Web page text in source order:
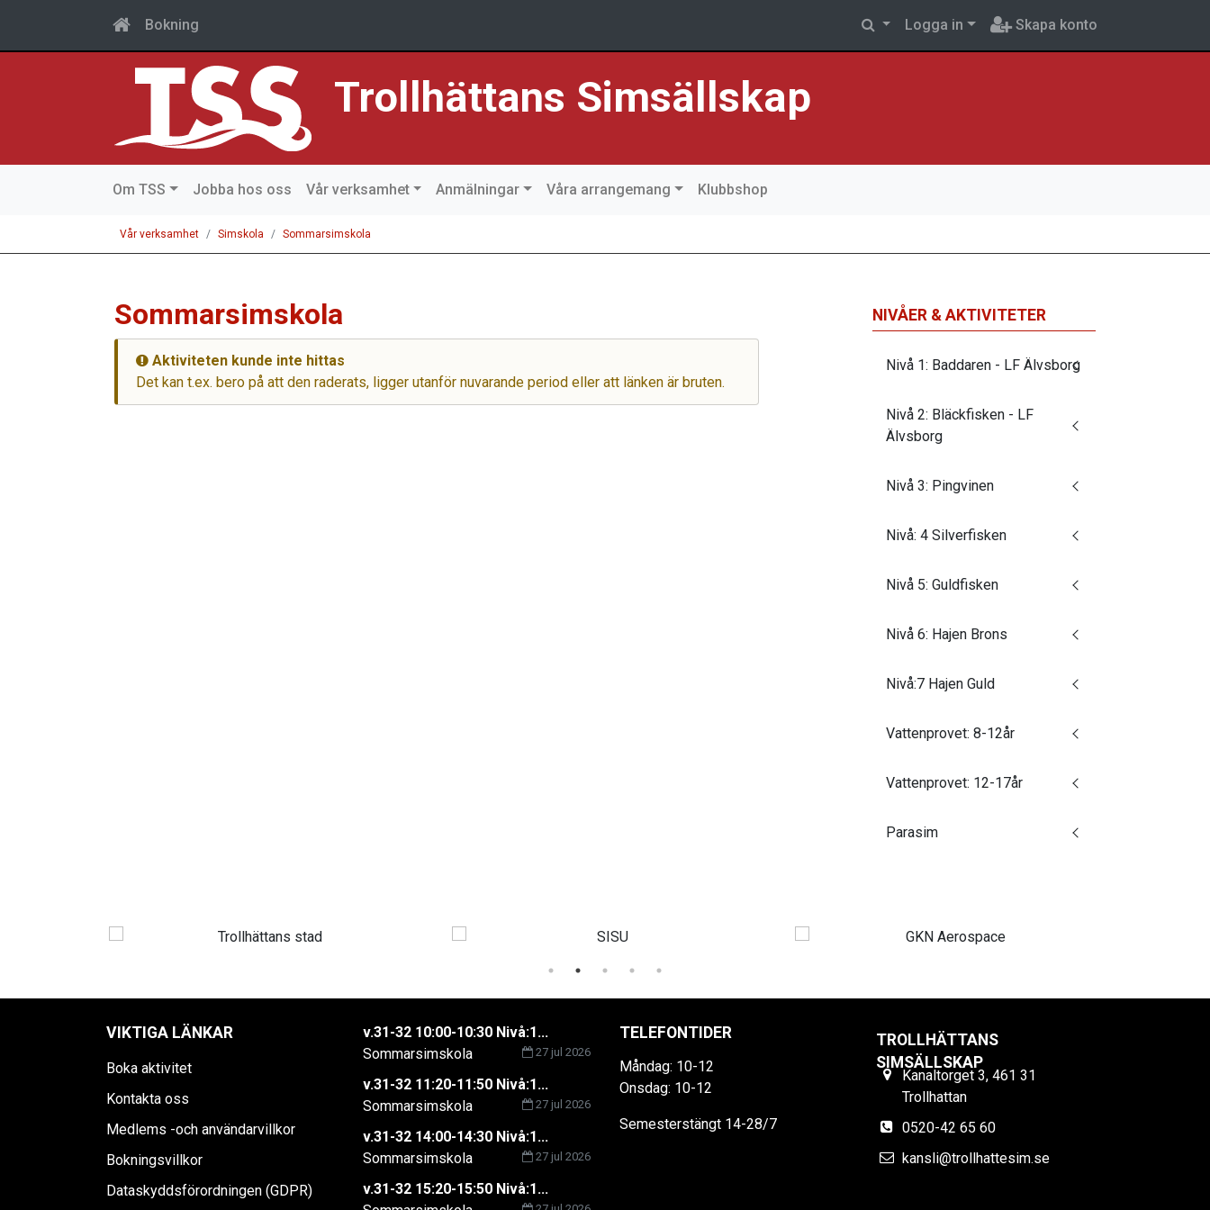
Bokning Logga in Skapa konto
Trollhättans Simsällskap
Om TSS Jobba hos oss Vår verksamhet Anmälningar Våra arrangemang Klubbshop
Vår verksamhet Simskola Sommarsimskola
Sommarsimskola
Aktiviteten kunde inte hittas
Det kan t.ex. bero på att den raderats, ligger utanför nuvarande period eller att länken är bruten.
NIVÅER & AKTIVITETER
Nivå 1: Baddaren - LF Älvsborg
Nivå 2: Bläckfisken - LF
Älvsborg
Nivå 3: Pingvinen
Nivå: 4 Silverfisken
Nivå 5: Guldfisken
Nivå 6: Hajen Brons
Nivå:7 Hajen Guld
Vattenprovet: 8-12år
Vattenprovet: 12-17år
Parasim
VIKTIGA LÄNKAR
Boka aktivitet
Kontakta oss
Medlems -och användarvillkor
Bokningsvillkor
Dataskyddsförordningen (GDPR)
v.31-32 10:00-10:30 Nivå:1...
27 jul 2026
Sommarsimskola
v.31-32 11:20-11:50 Nivå:1...
27 jul 2026
Sommarsimskola
v.31-32 14:00-14:30 Nivå:1...
27 jul 2026
Sommarsimskola
v.31-32 15:20-15:50 Nivå:1...
TELEFONTIDER
Måndag: 10-12
Onsdag: 10-12
Semesterstängt 14-28/7
TROLLHÄTTANS
SIMSÄLLSKAP
Kanaltorget 3, 461 31
Trollhattan
0520-42 65 60
kansli@trollhattesim.se